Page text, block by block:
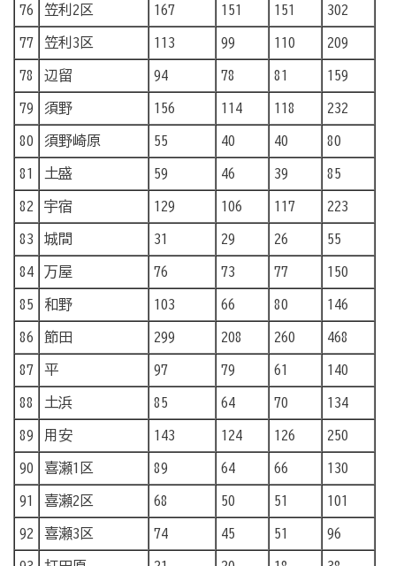
76 笠利2区 167 151 151 302
77 笠利3区 113 99 110 209
78 辺留 94 78 81 159
79 須野 156 114 118 232
80 須野崎原 55 40 40 80
81 土盛 59 46 39 85
82 宇宿 129 106 117 223
83 城間 31 29 26 55
84 万屋 76 73 77 150
85 和野 103 66 80 146
86 節田 299 208 260 468
87 平 97 79 61 140
88 土浜 85 64 70 134
89 用安 143 124 126 250
90 喜瀬1区 89 64 66 130
91 喜瀬2区 68 50 51 101
92 喜瀬3区 74 45 51 96